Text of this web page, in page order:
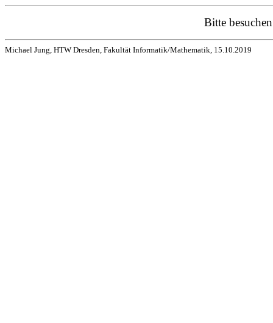
Bitte
Michael Jung, HTW Dresden, Fakultät Informatik/Mathematik, 15.10.2019